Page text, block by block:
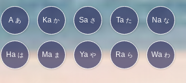
A あ Ka か Sa さ Ta た Na な
Ha は Ma ま Ya や Ra ら Wa わ